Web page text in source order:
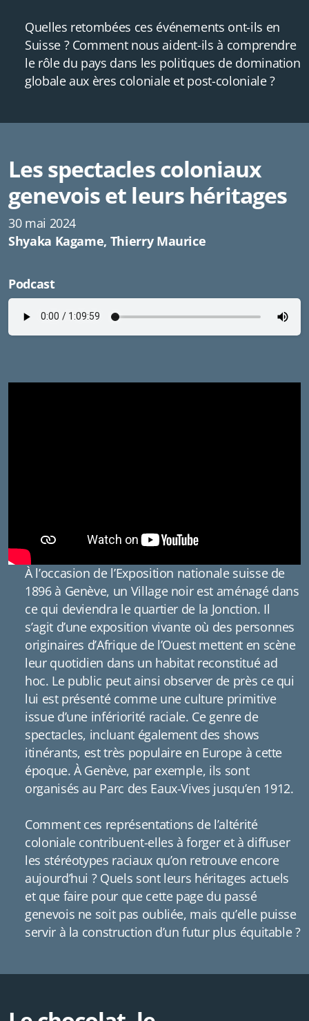
Quelles retombées ces événements ont-ils en
Suisse ? Comment nous aident-ils à comprendre
le rôle du pays dans les politiques de domination
globale aux ères coloniale et post-coloniale ?
Les spectacles coloniaux
genevois et leurs héritages
30 mai 2024
Shyaka Kagame, Thierry Maurice
Podcast
À l’occasion de l’Exposition nationale suisse de
1896 à Genève, un Village noir est aménagé dans
ce qui deviendra le quartier de la Jonction. Il
s’agit d’une exposition vivante où des personnes
originaires d’Afrique de l’Ouest mettent en scène
leur quotidien dans un habitat reconstitué ad
hoc. Le public peut ainsi observer de près ce qui
lui est présenté comme une culture primitive
issue d’une infériorité raciale. Ce genre de
spectacles, incluant également des shows
itinérants, est très populaire en Europe à cette
époque. À Genève, par exemple, ils sont
organisés au Parc des Eaux-Vives jusqu’en 1912.
Comment ces représentations de l’altérité
coloniale contribuent-elles à forger et à diffuser
les stéréotypes raciaux qu’on retrouve encore
aujourd’hui ? Quels sont leurs héritages actuels
et que faire pour que cette page du passé
genevois ne soit pas oubliée, mais qu’elle puisse
servir à la construction d’un futur plus équitable ?